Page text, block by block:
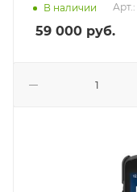
В наличии Арт.:
59 000 руб.